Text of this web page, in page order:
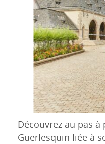
Découvrez au pas
Guerlesquin liée à